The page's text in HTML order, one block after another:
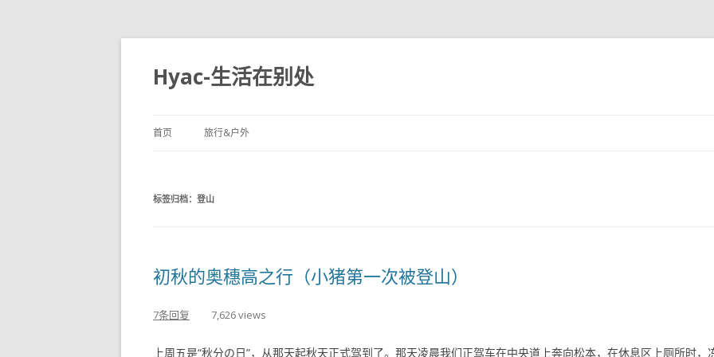
Hyac-生活在别处
首页 旅行&户外
标签归档： 登山
初秋的奥穗高之行（小猪第一次被登山）
7条回复 7,626 views
上周五是“秋分の日”，从那天起秋天正式驾到了。那天凌晨我们正驾车在中央道上奔向松本，在休息区上厕所时，